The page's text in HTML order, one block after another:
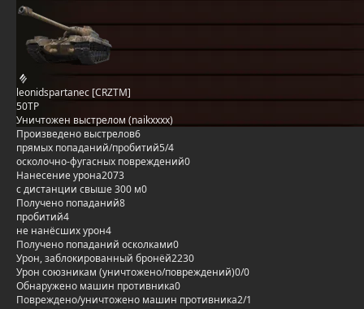
leonidspartanec [CRZTM]
50TP
Уничтожен выстрелом (naikxxxx)
Произведено выстрелов6
прямых попаданий/пробитий5/4
осколочно-фугасных повреждений0
Нанесение урона2073
с дистанции свыше 300 м0
Получено попаданий8
пробитий4
не нанёсших урон4
Получено попаданий осколками0
Урон, заблокированный бронёй2230
Урон союзникам (уничтожено/повреждений)0/0
Обнаружено машин противника0
Повреждено/уничтожено машин противника2/1